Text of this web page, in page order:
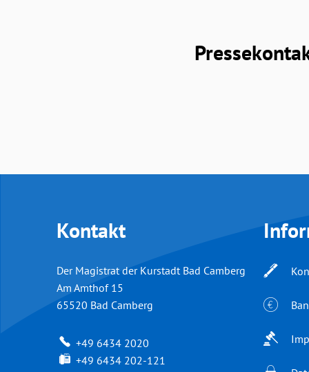
Kontakt
Der Magistrat der Kurstadt Bad Camberg
Am Amthof 15
65520 Bad Camberg
+49 6434 2020
+49 6434 202-121